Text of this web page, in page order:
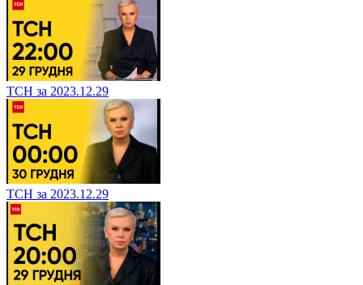
ТСН за 2023.12.29
ТСН за 2023.12.29